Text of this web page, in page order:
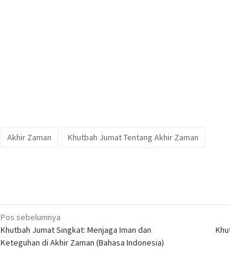
Akhir Zaman Khutbah Jumat Tentang Akhir Zaman
Navigasi
pos
Pos sebelumnya
Khutbah Jumat Singkat: Menjaga Iman dan
Keteguhan di Akhir Zaman (Bahasa Indonesia)